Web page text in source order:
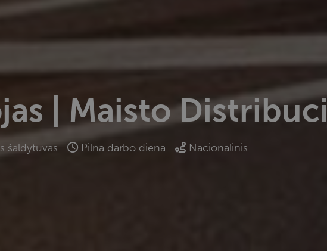
| Maisto
šaldytuvas Pilna darbo diena
Nacionalinis